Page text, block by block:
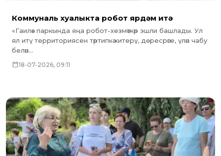
Коммуналь хуҗалыкта робот ярдәм итә
«Гаилә» паркында яңа робот-хезмәткәр эшли башлады. Ул
ял итү территориясен тәртипкә китерү, дөресрәге, үлән чабу
белән...
18-07-2026, 09:11